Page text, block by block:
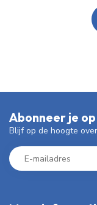
Abonneer je
Blijf op de hoogte